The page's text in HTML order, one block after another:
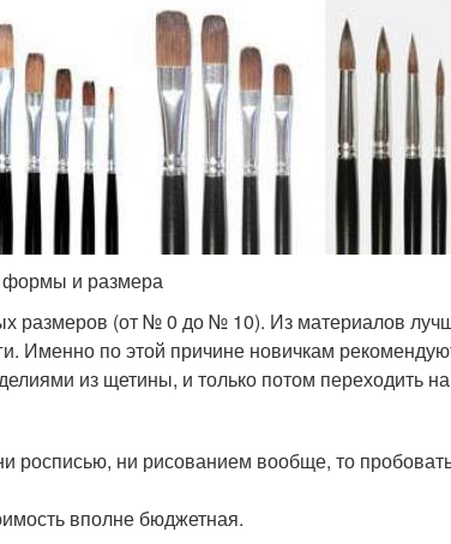
формы и размера
размеров (от № 0 до № 10). Из материалов
Именно по этой причине новичкам
из щетины, и только потом переходить
росписью, ни рисованием вообще, то
вполне бюджетная.